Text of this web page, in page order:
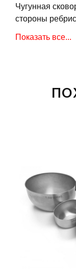
Чугунная
стороны
Показать все...